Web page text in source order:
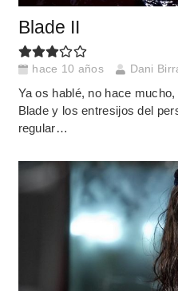
Blade II
hace 10 años Dani
Ya os hablé, no hace
Blade y los entresijos del
regular…